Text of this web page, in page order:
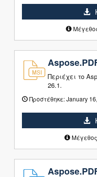
Περιέχει το
26.1.
Προστέθηκε:January
Μέγεθος